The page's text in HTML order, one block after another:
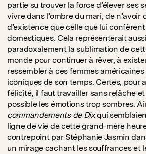
partie su trouver la force d’élever ses
vivre dans l’ombre du mari, de n’avoir
d’existence que celle que lui
domestiques. Cela représenterait
paradoxalement la sublimation de
monde pour continuer à rêver, à
ressembler à ces femmes
iconiques de son temps. Certes, pour
félicité, il faut travailler sans relâche
possible les émotions trop sombres.
commandements de Dixqui
ligne de vie de cette grand-mère
contrepoint par Stéphanie Jasmin
un mirage cachant les souffrances et